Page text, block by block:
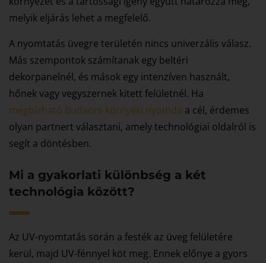
melyik eljárás lehet a megfelelő.
A nyomtatás üvegre területén nincs univerzális válasz.
Más szempontok számítanak egy beltéri
dekorpanelnél, és mások egy intenzíven használt,
hőnek vagy vegyszernek kitett felületnél. Ha
megbízható Budaörs környéki nyomda a cél, érdemes
olyan partnert választani, amely technológiai oldalról is
segít a döntésben.
Mi a gyakorlati különbség a két
technológia között?
Az UV-nyomtatás során a festék az üveg felületére
kerül, majd UV-fénnyel köt meg. Ennek előnye a gyors